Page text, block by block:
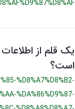
یک قلم از
است؟
%D8%A7%D8%B2-
%DA%86%D9%87-